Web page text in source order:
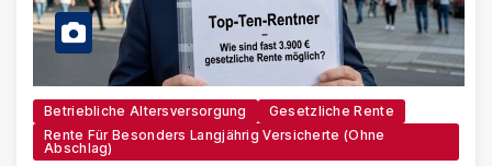
Betriebliche Altersversorgung
Gesetzliche Rente
Rente Für Besonders Langjährig Versicherte (ohne
Abschlag)